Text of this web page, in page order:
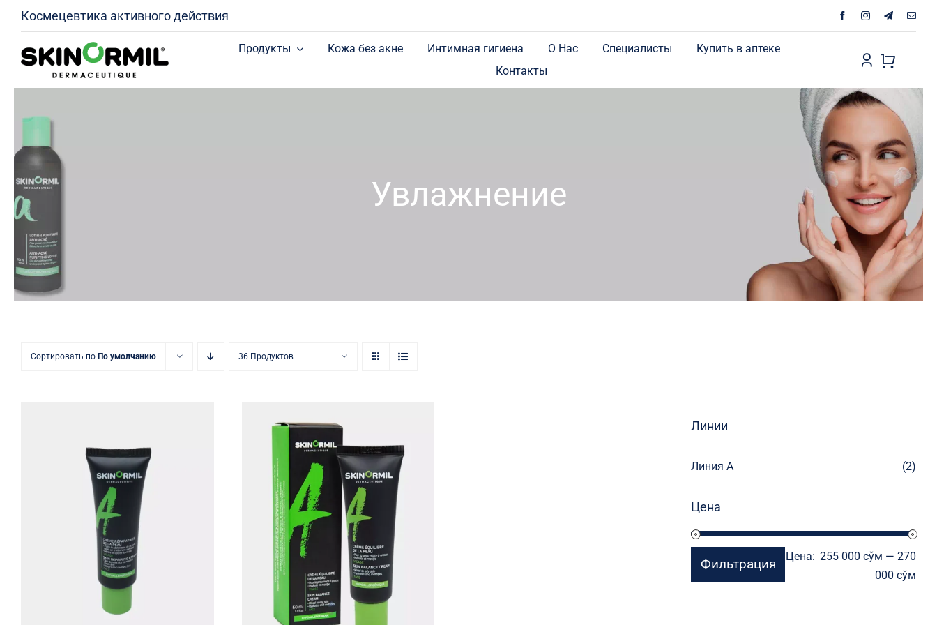
content
Космецевтика активного действия
Продукты Кожа без акне Интимная гигиена О Нас Специалисты
Купить в аптеке
Контакты
Увлажнение
Сортировать по По умолчанию 36 Продуктов
Восстанавливающий крем
Крем-баланс с
матирующим эффектом
Линии
Линия А (2)
Цена
Фильтрация Цена: 255 000 сўм —270
000 сўм